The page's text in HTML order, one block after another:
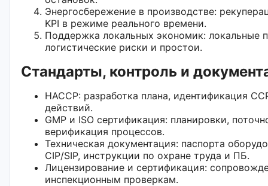
Энергосбережение в производстве:
KPI в режиме реального времени.
Поддержка локальных экономик:
логистические риски и простои.
Стандарты, контроль и
HACCP: разработка плана, идентификация
действий.
GMP и ISO сертификация: планировки,
верификация процессов.
Техническая документация: паспорта
CIP/SIP, инструкции по охране труда и ПБ.
Лицензирование и сертификация:
инспекционным проверкам.